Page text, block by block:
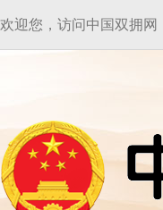
欢迎您，访问中国双拥网